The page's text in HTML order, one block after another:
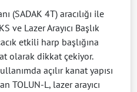
(SADAK 4T) aracılığı ile
ve Lazer Arayıcı Başlık
etkili harp başlığına
olarak dikkat çekiyor.
açılır kanat yapısı
TOLUN-L, lazer arayıcı